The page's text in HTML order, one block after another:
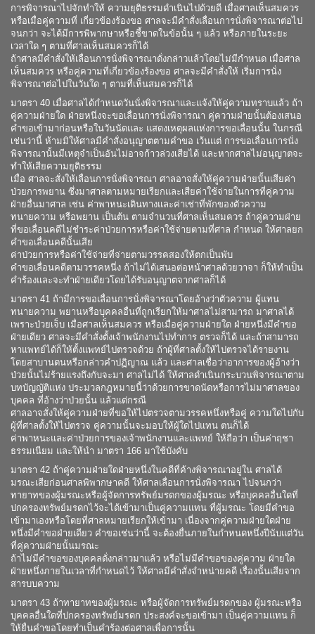
การพิจารณาไปจักทำให้ ความยุติธรรมดำเนินไปด้วยดี เมื่อศาลเห็นสมควร
หรือเมื่อคู่ความที่ เกี่ยวข้องร้องขอ ศาลจะมีคำสั่งเลื่อนการนั่งพิจารณาต่อไป
จนกว่า จะได้มีการพิพากษาหรือชี้ขาดในข้อนั้น ๆ แล้ว หรือภายในระยะ
เวลาใด ๆ ตามที่ศาลเห็นสมควรก็ได้
ถ้าศาลมีคำสั่งให้เลื่อนการนั่งพิจารณาดั่งกล่าวแล้วโดยไม่มีกำหนด เมื่อศาล
เห็นสมควร หรือคู่ความที่เกี่ยวข้องร้องขอ ศาลจะมีคำสั่งให้ เริ่มการนั่ง
พิจารณาต่อไปในวันใด ๆ ตามที่เห็นสมควรก็ได้
มาตรา 40 เมื่อศาลได้กำหนดวันนั่งพิจารณาและแจ้งให้คู่ความทราบแล้ว ถ้า
คู่ความฝ่ายใด ฝ่ายหนึ่งจะขอเลื่อนการนั่งพิจารณา คู่ความฝ่ายนั้นต้องเสนอ
คำขอเข้ามาก่อนหรือในวันนัดและ แสดงเหตุผลแห่งการขอเลื่อนนั้น ในกรณี
เช่นว่านี้ ห้ามมิให้ศาลมีคำสั่งอนุญาตตามคำขอ เว้นแต่ การขอเลื่อนการนั่ง
พิจารณานั้นมีเหตุจำเป็นอันไม่อาจก้าวล่วงเสียได้ และหากศาลไม่อนุญาตจะ
ทำให้เสียความยุติธรรม
เมื่อ ศาลจะสั่งให้เลื่อนการนั่งพิจารณา ศาลอาจสั่งให้คู่ความฝ่ายนั้นเสียค่า
ป่วยการพยาน ซึ่งมาศาลตามหมายเรียกและเสียค่าใช้จ่ายในการที่คู่ความ
ฝ่ายอื่นมาศาล เช่น ค่าพาหนะเดินทางและค่าเช่าที่พักของตัวความ
ทนายความ หรือพยาน เป็นต้น ตามจำนวนที่ศาลเห็นสมควร ถ้าคู่ความฝ่าย
ที่ขอเลื่อนคดีไม่ชำระค่าป่วยการหรือค่าใช้จ่ายตามที่ศาล กำหนด ให้ศาลยก
คำขอเลื่อนคดีนั้นเสีย
ค่าป่วยการหรือค่าใช้จ่ายที่จ่ายตามวรรคสองให้ตกเป็นพับ
คำขอเลื่อนคดีตามวรรคหนึ่ง ถ้าไม่ได้เสนอต่อหน้าศาลด้วยวาจา ก็ให้ทำเป็น
คำร้องและจะทำฝ่ายเดียวโดยได้รับอนุญาตจากศาลก็ได้
มาตรา 41 ถ้ามีการขอเลื่อนการนั่งพิจารณาโดยอ้างว่าตัวความ ผู้แทน
ทนายความ พยานหรือบุคคลอื่นที่ถูกเรียกให้มาศาลไม่สามารถ มาศาลได้
เพราะป่วยเจ็บ เมื่อศาลเห็นสมควร หรือเมื่อคู่ความฝ่ายใด ฝ่ายหนึ่งมีคำขอ
ฝ่ายเดียว ศาลจะมีคำสั่งตั้งเจ้าพนักงานไปทำการ ตรวจก็ได้ และถ้าสามารถ
หาแพทย์ได้ก็ให้ตั้งแพทย์ไปตรวจด้วย ถ้าผู้ที่ศาลตั้งให้ไปตรวจได้รายงาน
โดยสาบานตนหรือกล่าวคำปฏิญาณ แล้ว และศาลเชื่อว่าอาการของผู้อ้างว่า
ป่วยนั้นไม่ร้ายแรงถึงกับจะมา ศาลไม่ได้ ให้ศาลดำเนินกระบวนพิจารณาตาม
บทบัญญัติแห่ง ประมวลกฎหมายนี้ว่าด้วยการขาดนัดหรือการไม่มาศาลของ
บุคคล ที่อ้างว่าป่วยนั้น แล้วแต่กรณี
ศาลอาจสั่งให้คู่ความฝ่ายที่ขอให้ไปตรวจตามวรรคหนึ่งหรือคู่ ความใดไปกับ
ผู้ที่ศาลตั้งให้ไปตรวจ คู่ความนั้นจะมอบให้ผู้ใดไปแทน ตนก็ได้
ค่าพาหนะและค่าป่วยการของเจ้าพนักงานและแพทย์ ให้ถือว่า เป็นค่าฤชา
ธรรมเนียม และให้นำ มาตรา 166 มาใช้บังคับ
มาตรา 42 ถ้าคู่ความฝ่ายใดฝ่ายหนึ่งในคดีที่ค้างพิจารณาอยู่ใน ศาลได้
มรณะเสียก่อนศาลพิพากษาคดี ให้ศาลเลื่อนการนั่งพิจารณา ไปจนกว่า
ทายาทของผู้มรณะหรือผู้จัดการทรัพย์มรดกของผู้มรณะ หรือบุคคลอื่นใดที่
ปกครองทรัพย์มรดกไว้จะได้เข้ามาเป็นคู่ความแทน ที่ผู้มรณะ โดยมีคำขอ
เข้ามาเองหรือโดยที่ศาลหมายเรียกให้เข้ามา เนื่องจากคู่ความฝ่ายใดฝ่าย
หนึ่งมีคำขอฝ่ายเดียว คำขอเช่นว่านี้ จะต้องยื่นภายในกำหนดหนึ่งปีนับแต่วัน
ที่คู่ความฝ่ายนั้นมรณะ
ถ้าไม่มีคำขอของบุคคลดั่งกล่าวมาแล้ว หรือไม่มีคำขอของคู่ความ ฝ่ายใด
ฝ่ายหนึ่งภายในเวลาที่กำหนดไว้ ให้ศาลมีคำสั่งจำหน่ายคดี เรื่องนั้นเสียจาก
สารบบความ
มาตรา 43 ถ้าทายาทของผู้มรณะ หรือผู้จัดการทรัพย์มรดกของ ผู้มรณะหรือ
บุคคลอื่นใดที่ปกครองทรัพย์มรดก ประสงค์จะขอเข้ามา เป็นคู่ความแทน ก็
ให้ยื่นคำขอโดยทำเป็นคำร้องต่อศาลเพื่อการนั้น